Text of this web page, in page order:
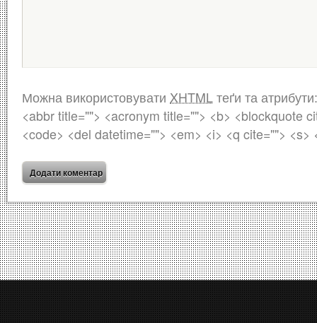
Можна використовувати XHTML теґи та
<abbr title=""> <acronym title=""> <b> <blockquote
<code> <del datetime=""> <em> <i> <q cite=""> <s>